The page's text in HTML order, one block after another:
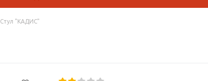
Стул "КАДИС"